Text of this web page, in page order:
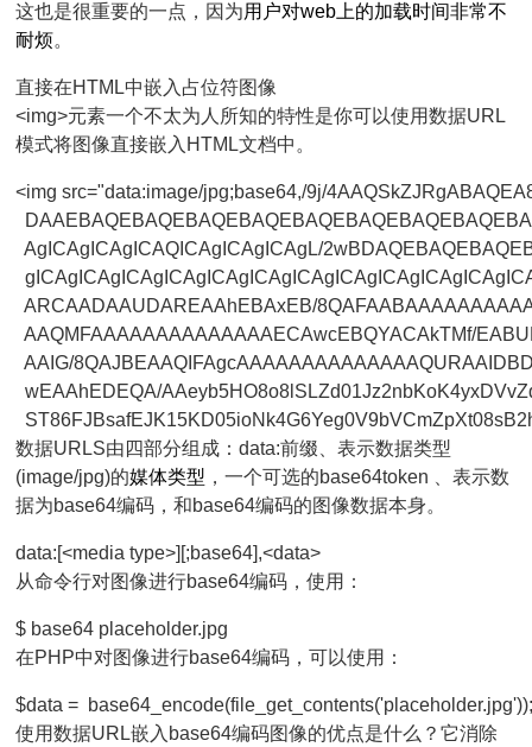
这也是很重要的一点，因为用户对web上的加载时间非常不
耐烦。
直接在HTML中嵌入占位符图像
<img>元素一个不太为人所知的特性是你可以使用数据URL
模式将图像直接嵌入HTML文档中。
<img src="data:image/jpg;base64,/9j/
AgICAgICAgICAQICAgICAgICAgL/
ARCAADAAUDAREAAhEBAxEB/
AAQMFAAAAAAAAAAAAAAECAwcEBQYACAkTMf/
AAIG/
wEAAhEDEQA/
数据URLS由四部分组成：data:前缀、表示数据类型
(image/jpg)的媒体类型 ，一个可选的base64token 、表示数
据为base64编码，和base64编码的图像数据本身。
从命令行对图像进行base64编码，使用：
在PHP中对图像进行base64编码，可以使用：
使用数据URL嵌入base64编码图像的优点是什么？它消除